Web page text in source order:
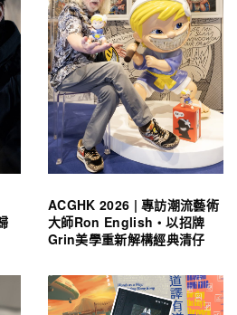
ACGHK 2026 | 專訪潮流藝術
大師Ron English・以招牌
Grin美學重新解構經典清仔